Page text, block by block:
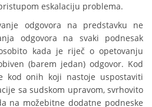
eskalaciju problema.
odgovora na predstavku ne
odgovora na svaki podnesak
kada je riječ o opetovanju
(barem jedan) odgovor. Kod
kod onih koji nastoje uspostaviti
sa sudskom upravom, svrhovito
na možebitne dodatne podneske